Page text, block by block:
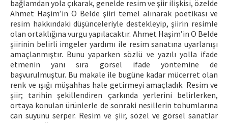
bağlamdan yola çıkarak, genelde resim ve şiir ilişkisi, özelde
Ahmet Haşim’in O Belde şiiri temel alınarak poetikası ve
resim hakkındaki düşünceleriyle destekleyip, şiirin resimle
olan ortaklığına vurgu yapılacaktır. Ahmet Haşim’in O Belde
şiirinin belirli imgeler yardımı ile resim sanatına uyarlanışı
amaçlanmıştır. Bunu yaparken sözlü ve yazılı yolla ifade
etmenin yanı sıra görsel ifade yöntemine de
başvurulmuştur. Bu makale ile bugüne kadar mücerret olan
renk ve ışığı müşahhas hale getirmeyi amaçladık. Resim ve
şiir; tarihin şekillendiren çarkında yerlerini belirlerken,
ortaya konulan ürünlerle de sonraki nesillerin tohumlarına
can suyunu serper. Resim ve şiir, sözel ve görsel sanatlar